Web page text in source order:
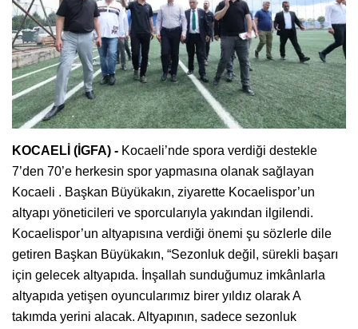
KOCAELİ (İGFA) - Kocaeli’nde spora verdiği destekle
7’den 70’e herkesin spor yapmasına olanak sağlayan
Kocaeli . Başkan Büyükakın, ziyarette Kocaelispor’un
altyapı yöneticileri ve sporcularıyla yakından ilgilendi.
Kocaelispor’un altyapısına verdiği önemi şu sözlerle dile
getiren Başkan Büyükakın, “Sezonluk değil, sürekli başarı
için gelecek altyapıda. İnşallah sunduğumuz imkânlarla
altyapıda yetişen oyuncularımız birer yıldız olarak A
takımda yerini alacak. Altyapının, sadece sezonluk